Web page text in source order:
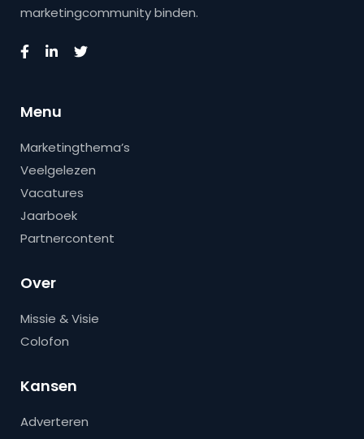
marketingcommunity binden.
Menu
Marketingthema’s
Veelgelezen
Vacatures
Jaarboek
Partnercontent
Over
Missie & Visie
Colofon
Kansen
Adverteren